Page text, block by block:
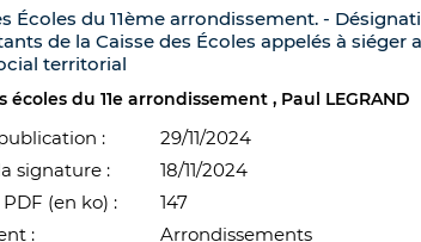
Écoles du 11ème arrondissement. -
de la Caisse des Écoles appelés à siéger
territorial
écoles du 11e arrondissement Paul LEGRAND
:
29/11/2024
signature :
18/11/2024
(en ko) :
147
:
Arrondissements